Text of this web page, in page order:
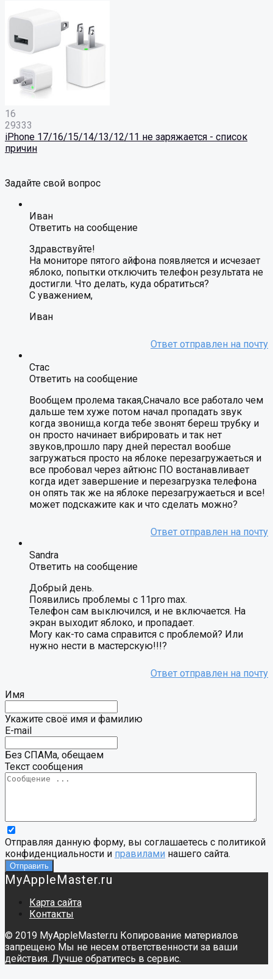
16
29333
iPhone 17/16/15/14/13/12/11 не заряжается - список
причин
Задайте свой вопрос
Иван
Ответить на сообщение
Здравствуйте!
На мониторе пятого айфона появляется и исчезает
яблоко, попытки отключить телефон результата не
достигли. Что делать, куда обратиться?
С уважением,
Иван
Стас
Ответить на сообщение
Вообщем пролема такая,Сначало все работало чем
дальше тем хуже потом начал пропадать звук
когда звониш,а когда тебе звонят береш трубку и
он просто начинает вибрировать и так нет
звуков,прошло пару дней перестал вообше
загружаться просто на яблоке перезагружаеться и
все пробовал через айтюнс ПО востанавливает
когда идет завершение и перезагрузка телефона
он опять так же на яблоке перезагружаеться и все!
может подскажите как и что сделать можно?
Sandra
Ответить на сообщение
Добрый день.
Появились проблемы с 11pro max.
Телефон сам выключился, и не включается. На
экран выходит яблоко, и пропадает.
Могу как-то сама справится с проблемой? Или
нужно нести в мастерскую!!!?
Имя
Укажите своё имя и фамилию
E-mail
Без СПАМа, обещаем
Текст сообщения
Отправляя данную форму, вы соглашаетесь с политикой
конфиденциальности и правилами нашего сайта.
MyAppleMaster.ru
Карта сайта
Контакты
© 2019 MyAppleMaster.ru Копирование материалов
запрещено Мы не несем ответственности за ваши
действия. Лучше обратитесь в сервис.